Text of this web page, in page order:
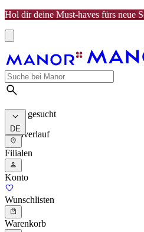
Hol dir deine Must-haves fürs neue
Meist gesucht
Suchverlauf
DE
Filialen
Konto
Wunschlisten
Warenkorb